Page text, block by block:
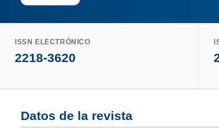
ISSN ELECTRÓNICO
2218-3620
Datos de la revista